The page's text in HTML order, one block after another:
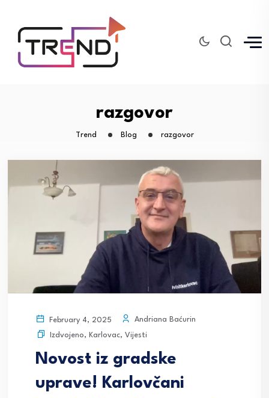
razgovor
Trend Blog razgovor
February 4, 2025
Andriana Baćurin
Izdvojeno, Karlovac, Vijesti
Novost iz gradske
uprave! Karlovčani